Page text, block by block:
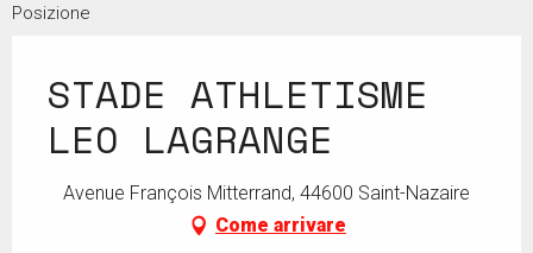
Posizione
STADE ATHLETISME
LEO LAGRANGE
Avenue François Mitterrand, 44600 Saint-Nazaire
Come arrivare